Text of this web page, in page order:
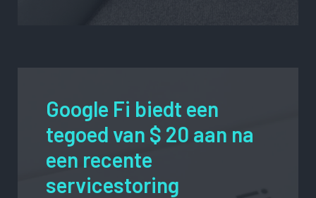
Google Fi biedt een
tegoed van $ 20 aan na
een recente
servicestoring